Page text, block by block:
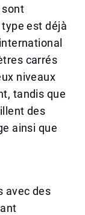
sont
est déjà
carrés
niveaux
tandis que
des
ainsi que
avec des